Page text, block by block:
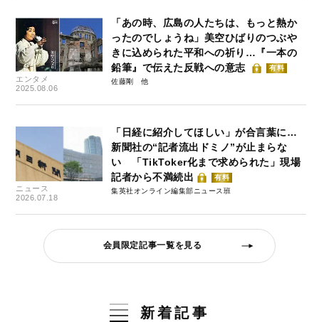
エンタメ
2025.08.06
「あの時、広島の人たちは、もっと熱か
ったのでしょうね」美空ひばりのつぶや
きに込められた平和への祈り…『一本の
鉛筆』で伝えた反戦への意志
有料
佐藤剛
ニュース
2026.07.18
「日経に紹介してほしい」が合言葉に…
新聞社の“記者流出ドミノ”が止まらな
い 「TikToker化まで求められた」現場
記者から不満続出
有料
集英社オンライン編集部ニュース班
会員限定記事一覧を見る
新着記事